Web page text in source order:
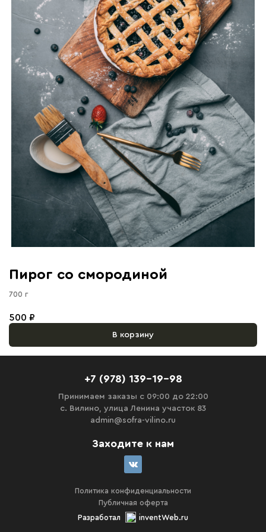
Пирог со смородиной
700 г
500 ₽
В корзину
+7 (978) 139-19-98
Принимаем заказы с 09:00 до 22:00
с. Вилино, улица Ленина участок 83
admin@sofra-vilino.ru
Заходите к нам
Политика конфиденциальности
Публичная оферта
Разработал
inventWeb.ru